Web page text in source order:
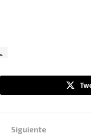
Siguiente